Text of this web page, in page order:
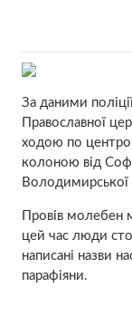
За даними
Православної
ходою по
колоною від
Володимирської
Провів
цей час люди
написані назви
парафіяни.